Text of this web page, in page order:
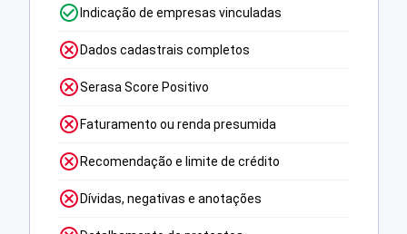
Indicação de empresas vinculadas
Dados cadastrais completos
Serasa Score Positivo
Faturamento ou renda presumida
Recomendação e limite de crédito
Dívidas, negativas e anotações